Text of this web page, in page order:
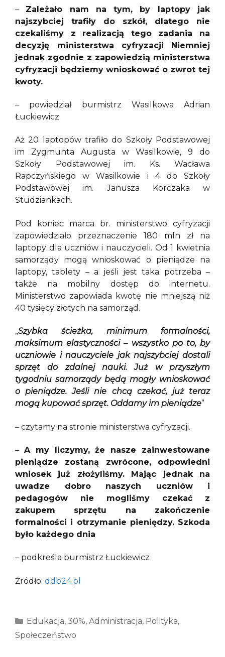
– Zależało nam na tym, by laptopy jak
najszybciej trafiły do szkół, dlatego nie
czekaliśmy z realizacją tego zadania na
decyzję ministerstwa cyfryzacji
Niemniej
jednak zgodnie z zapowiedzią ministerstwa
cyfryzacji będziemy wnioskować o zwrot tej
kwoty.
– powiedział burmistrz Wasilkowa Adrian
Łuckiewicz.
Aż 20 laptopów trafiło do Szkoły Podstawowej
im Zygmunta Augusta w Wasilkowie, 9 do
Szkoły Podstawowej im. Ks. Wacława
Rapczyńskiego w Wasilkowie i 4 do Szkoły
Podstawowej im. Janusza Korczaka w
Studziankach.
Pod koniec marca br. ministerstwo cyfryzacji
zapowiedziało przeznaczenie 180 mln zł na
laptopy dla uczniów i nauczycieli. Od 1 kwietnia
samorządy mogą wnioskować o pieniądze na
laptopy, tablety – a jeśli jest taka potrzeba –
także na mobilny dostęp do internetu.
Ministerstwo zapowiada kwotę nie mniejszą niż
40 tysięcy złotych na samorząd.
„Szybka ścieżka, minimum formalności,
maksimum elastyczności – wszystko po to, by
uczniowie i nauczyciele jak najszybciej dostali
sprzęt do zdalnej nauki. Już w przyszłym
tygodniu samorządy będą mogły wnioskować
o pieniądze. Jeśli nie chcą czekać, już teraz
mogą kupować sprzęt. Oddamy im pieniądze”
– czytamy na stronie ministerstwa cyfryzacji.
– A my liczymy, że nasze zainwestowane
pieniądze zostaną zwrócone, odpowiedni
wniosek już złożyliśmy. Mając jednak na
uwadze dobro naszych uczniów i
pedagogów nie mogliśmy czekać z
zakupem sprzętu na zakończenie
formalności i otrzymanie pieniędzy. Szkoda
było każdego dnia
– podkreśla burmistrz Łuckiewicz
Źródło: ddb24.pl
Kategorie
Edukacja, 30%, Administracja, Polityka,
Społeczeństwo